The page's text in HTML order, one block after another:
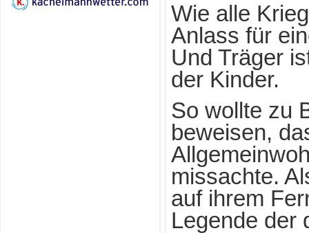
Wie alle
Anlass für
Und Träger
der Kinder.
So wollte zu
beweisen,
missachte.
auf ihrem
Legende der